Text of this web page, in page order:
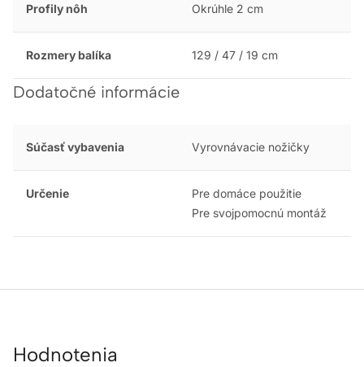
Profily nôh Okrúhle 2 cm
Rozmery balíka 129 / 47 / 19 cm
Dodatočné informácie
Súčasť vybavenia Vyrovnávacie nožičky
Určenie
Pre domáce použitie
Pre svojpomocnú montáž
Hodnotenia